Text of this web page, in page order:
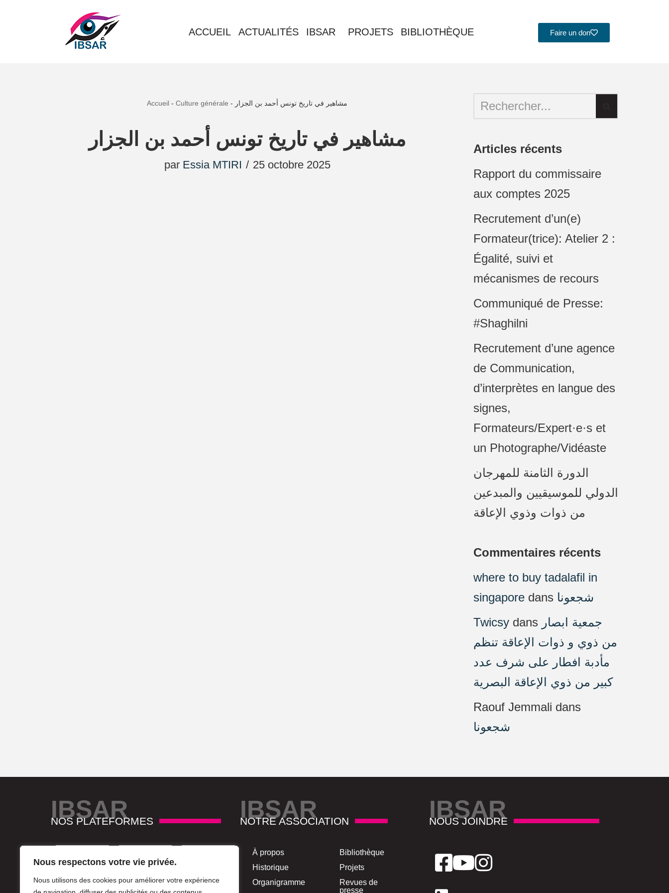
Nous respectons votre vie privée.
Nous utilisons des cookies pour améliorer votre expérience
ACCUEIL ACTUALITÉS IBSAR PROJETS BIBLIOTHÈQUE Faire un don
Accueil - Culture générale - مشاهير في تاريخ تونس أحمد بن الجزار
مشاهير في تاريخ تونس أحمد بن الجزار
par Essia MTIRI 25 octobre 2025
Articles récents
Rapport du commissaire
aux comptes 2025
Recrutement d’un(e)
Formateur(trice): Atelier 2 :
Égalité, suivi et
mécanismes de recours
Communiqué de Presse:
#Shaghilni
Recrutement d’une agence
de Communication,
d’interprètes en langue des
signes,
Formateurs/Expert·e·s et
un Photographe/Vidéaste
الدورة الثامنة للمهرجان
الدولي للموسيقيين والمبدعين
من ذوات وذوي الإعاقة
Commentaires récents
where to buy tadalafil in
singapore dans شجعونا
Twicsy dans جمعية ابصار
من ذوي و ذوات الإعاقة تنظم
مأدبة افطار على شرف عدد
كبير من ذوي الإعاقة البصرية
Raouf Jemmali dans
شجعونا
IBSAR
NOS PLATEFORMES IBSAR
NOTRE ASSOCIATION
À propos
Historique
Organigramme
Bibliothèque
Projets
Revues de
presse
IBSAR
NOUS JOINDRE